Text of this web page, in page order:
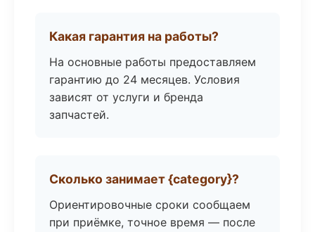
Какая гарантия на работы?
На основные работы предоставляем
гарантию до 24 месяцев. Условия
зависят от услуги и бренда
запчастей.
Сколько занимает {category}?
Ориентировочные сроки сообщаем
при приёмке, точное время — после